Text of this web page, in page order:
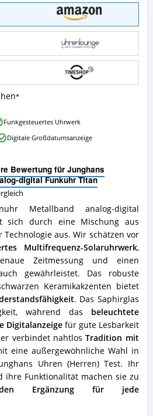
Bewertung für Junghans
digital Funkuhr Titan
Metallband analog-digital
sich durch eine Mischung aus
Technologie aus. Wir schätzen vor
Multifrequenz-Solaruhrwerk,
Zeitmessung und einen
gewährleistet. Das robuste
Keramikakzenten bietet
. Das Saphirglas
während das
beleuchtete
Digitalanzeigefür gute Lesbarkeit
verbindet nahtlosTradition mit
eine außergewöhnliche Wahl in
Uhren (Herren) Test. Ihr
ihre Funktionalität machen sie zu
Ergänzung für jede
Funkgesteuertes Uhrwerk
Digitale Großdatumsanzeige